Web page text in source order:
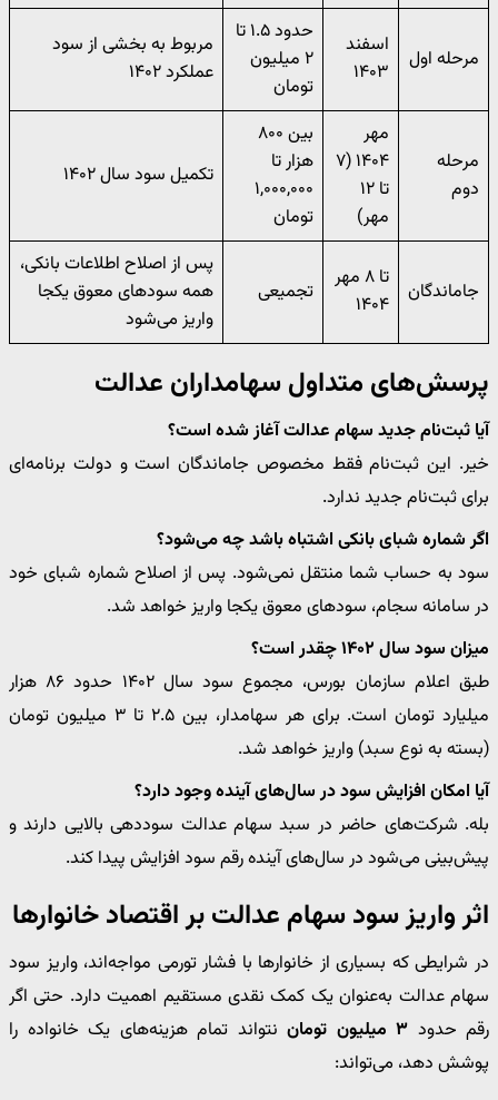
مرحله اول
اسفند
۱۴۰۳
حدود ۱.۵ تا
۲ میلیون
تومان
مربوط به بخشی از سود
عملکرد ۱۴۰۲
مرحله
دوم
مهر
۱۴۰۴ (۷
تا ۱۲
مهر)
بین ۸۰۰
هزار تا
۱,۰۰۰,۰۰۰
تومان
تکمیل سود سال ۱۴۰۲
جاماندگان
تا ۸ مهر
۱۴۰۴
تجمیعی
پس از اصلاح اطلاعات بانکی،
همه سودهای معوق یکجا
واریز می‌شود
پرسش‌های متداول سهامداران عدالت
آیا ثبت‌نام جدید سهام عدالت آغاز شده است؟
خیر. این ثبت‌نام فقط مخصوص جاماندگان است و دولت برنامه‌ای
برای ثبت‌نام جدید ندارد.
اگر شماره شبای بانکی اشتباه باشد چه می‌شود؟
سود به حساب شما منتقل نمی‌شود. پس از اصلاح شماره شبای خود
در سامانه سجام، سودهای معوق یکجا واریز خواهد شد.
میزان سود سال ۱۴۰۲ چقدر است؟
طبق اعلام سازمان بورس، مجموع سود سال ۱۴۰۲ حدود ۸۶ هزار
میلیارد تومان است. برای هر سهامدار، بین ۲.۵ تا ۳ میلیون تومان
(بسته به نوع سبد) واریز خواهد شد.
آیا امکان افزایش سود در سال‌های آینده وجود دارد؟
بله. شرکت‌های حاضر در سبد سهام عدالت سوددهی بالایی دارند و
پیش‌بینی می‌شود در سال‌های آینده رقم سود افزایش پیدا کند.
اثر واریز سود سهام عدالت بر اقتصاد خانوارها
در شرایطی که بسیاری از خانوارها با فشار تورمی مواجه‌اند، واریز سود
سهام عدالت به‌عنوان یک کمک نقدی مستقیم اهمیت دارد. حتی اگر
رقم حدود ۳ میلیون تومان
نتواند تمام هزینه‌های یک خانواده را
پوشش دهد، می‌تواند: